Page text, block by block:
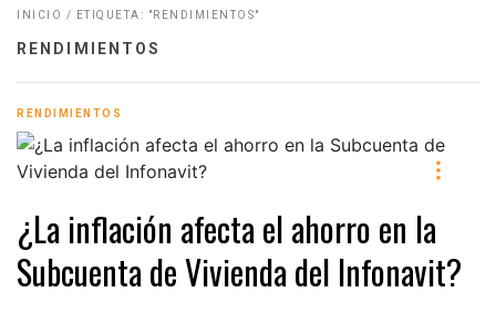
INICIO / ETIQUETA: "RENDIMIENTOS"
RENDIMIENTOS
RENDIMIENTOS
¿La inflación afecta el ahorro en la
Subcuenta de Vivienda del Infonavit?